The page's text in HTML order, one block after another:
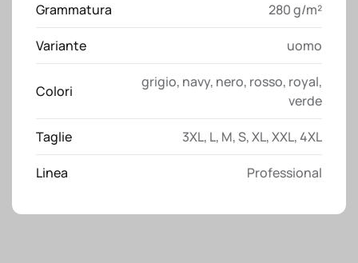
Grammatura 280 g/m²
Variante uomo
Colori
grigio, navy, nero, rosso, royal,
verde
Taglie 3XL, L, M,S,XL,XXL,4XL
Linea Professional